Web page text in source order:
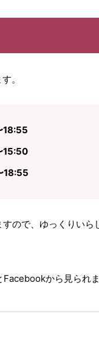
。
18:55
15:50
18:55
ので、ゆっくりい
から見られ